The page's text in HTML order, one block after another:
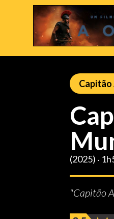
Capitão
(2025) ‧
"Capitão